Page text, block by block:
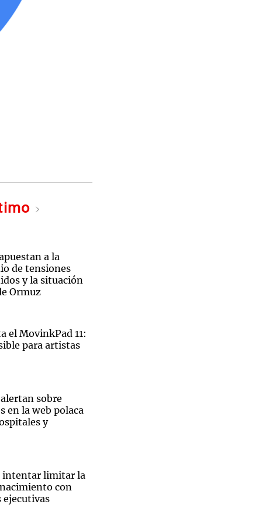
a la
de tensiones
y la situación
Ormuz
el MovinkPad 11:
para artistas
sobre
en la web polaca
y
intentar limitar la
con
ejecutivas